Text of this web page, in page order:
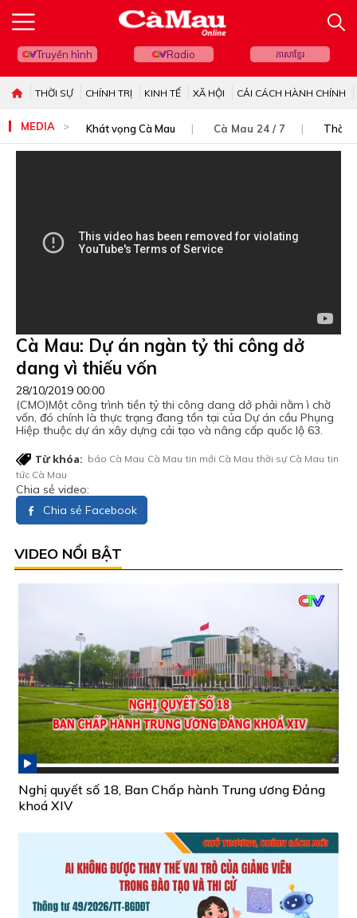
Truyền hình Radio ភាសាខ្មែរ
THỜI SỰ CHÍNH TRỊ KINH TẾ XÃ HỘI CẢI CÁCH HÀNH CHÍNH
MEDIA Khát vọng Cà Mau Cà Mau 24 / 7 Thời
Cà Mau: Dự án ngàn tỷ thi công dở
dang vì thiếu vốn
28/10/2019 00:00
(CMO)Một công trình tiền tỷ thi công dang dở phải nằm ì chờ
vốn, đó chính là thực trạng đang tồn tại của Dự án cầu Phụng
Hiệp thuộc dự án xây dựng cải tạo và nâng cấp quốc lộ 63.
Từ khóa: báo Cà Mau Cà Mau tin mới Cà Mau thời sự Cà Mau tin
tức Cà Mau
Chia sẻ video:
Chia sẻ Facebook
VIDEO NỔI BẬT
Nghị quyết số 18, Ban Chấp hành Trung ương Đảng
khoá XIV